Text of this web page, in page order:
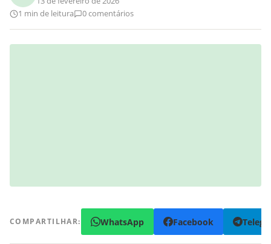
1 min de leitura
0 comentários
COMPARTILHAR: WhatsApp Facebook